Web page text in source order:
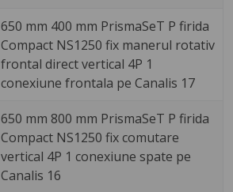
650 mm 400 mm PrismaSeT P firida
Compact NS1250 fix manerul rotativ
frontal direct vertical 4P 1
conexiune frontala pe Canalis 17
650 mm 800 mm PrismaSeT P firida
Compact NS1250 fix comutare
vertical 4P 1 conexiune spate pe
Canalis 16